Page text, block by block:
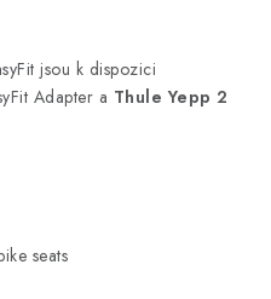
jsou k dispozici
Adapter a Thule Yepp 2